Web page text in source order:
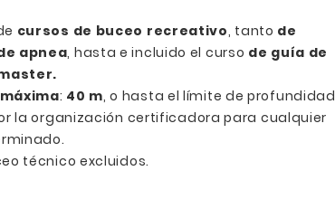
cursos de buceo recreativo, tanto de
apnea, hasta e incluido el curso de guía de
: 40 m, o hasta el límite de profundidad
la organización certificadora para cualquier
técnico excluidos.